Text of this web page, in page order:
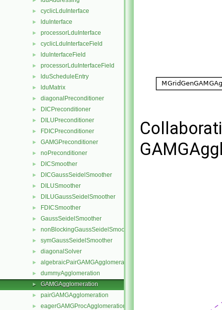
► cyclicLduInterface
► lduInterface
► processorLduInterface
► cyclicLduInterfaceField
► lduInterfaceField
► processorLduInterfaceField
► lduScheduleEntry
► lduMatrix
► diagonalPreconditioner
► DICPreconditioner
► DILUPreconditioner
► FDICPreconditioner
► GAMGPreconditioner
► noPreconditioner
► DICSmoother
► DICGaussSeidelSmoother
► DILUSmoother
► DILUGaussSeidelSmoother
► FDICSmoother
► GaussSeidelSmoother
► nonBlockingGaussSeidelSmoother
► symGaussSeidelSmoother
► diagonalSolver
► algebraicPairGAMGAgglomeration
► dummyAgglomeration
► GAMGAgglomeration
► pairGAMGAgglomeration
► eagerGAMGProcAgglomeration